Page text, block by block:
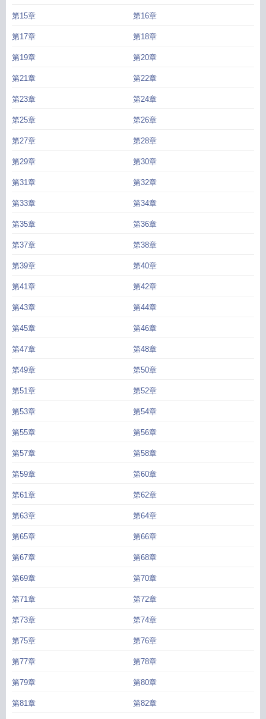
第15章 第16章
第17章 第18章
第19章 第20章
第21章 第22章
第23章 第24章
第25章 第26章
第27章 第28章
第29章 第30章
第31章 第32章
第33章 第34章
第35章 第36章
第37章 第38章
第39章 第40章
第41章 第42章
第43章 第44章
第45章 第46章
第47章 第48章
第49章 第50章
第51章 第52章
第53章 第54章
第55章 第56章
第57章 第58章
第59章 第60章
第61章 第62章
第63章 第64章
第65章 第66章
第67章 第68章
第69章 第70章
第71章 第72章
第73章 第74章
第75章 第76章
第77章 第78章
第79章 第80章
第81章 第82章